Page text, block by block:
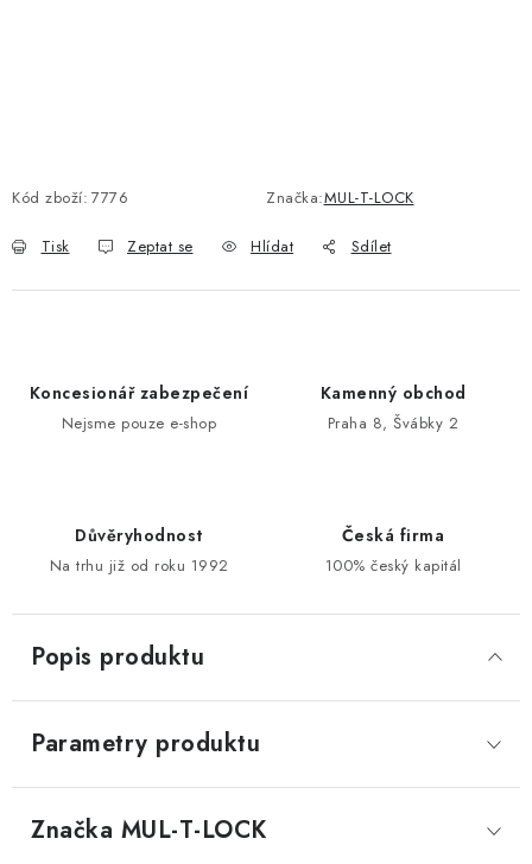
POŠTOVNÍ SCHRÁNKY
ZNAČKY
Bezpečnostní třídy - PYRAMIDA BEZPEČNOSTI
Zabezpečení domů
Obchodní podmínky
Kontakty
Naše výhody
Bezpečnostní třídy
Kód zboží: 7776 Značka:MUL-T-LOCK
Tisk Zeptat se Hlídat Sdílet
Koncesionář zabezpečení
Nejsme pouze e-shop
Kamenný obchod
Praha 8, Švábky 2
Důvěryhodnost
Na trhu již od roku 1992
Česká firma
100% český kapitál
Popis produktu
Parametry produktu
Značka MUL-T-LOCK